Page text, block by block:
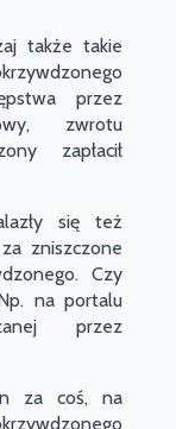
także takie
przez
zwrotu
zapłacił
się też
zniszczone
Czy
na portalu
przez
za coś, na